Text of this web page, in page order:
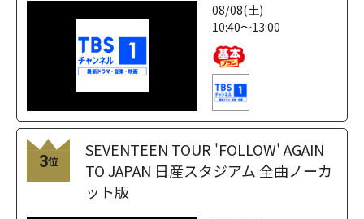
08/08(土)
10:40～13:00
3位
SEVENTEEN TOUR 'FOLLOW' AGAIN
TO JAPAN 日産スタジアム 全曲ノーカ
ット版